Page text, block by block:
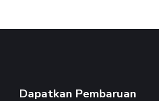
Dapatkan Pembaruan